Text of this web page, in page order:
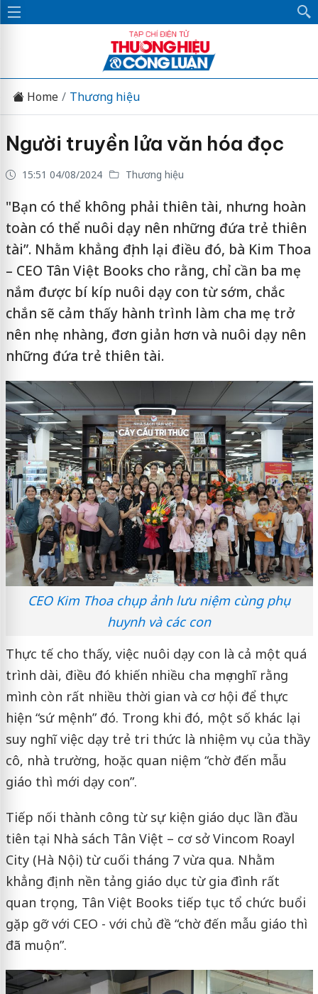
Home Thương hiệu
Người truyền lửa văn hóa đọc
15:51 04/08/2024 Thương hiệu
"Bạn có thể không phải thiên tài, nhưng hoàn
toàn có thể nuôi dạy nên những đứa trẻ thiên
tài”. Nhằm khẳng định lại điều đó, bà Kim Thoa
– CEO Tân Việt Books cho rằng, chỉ cần ba mẹ
nắm được bí kíp nuôi dạy con từ sớm, chắc
chắn sẽ cảm thấy hành trình làm cha mẹ trở
nên nhẹ nhàng, đơn giản hơn và nuôi dạy nên
những đứa trẻ thiên tài.
CEO Kim Thoa chụp ảnh lưu niệm cùng phụ
huynh và các con
Thực tế cho thấy, việc nuôi dạy con là cả một quá
trình dài, điều đó khiến nhiều cha mẹ nghĩ rằng
mình còn rất nhiều thời gian và cơ hội để thực
hiện “sứ mệnh” đó. Trong khi đó, một số khác lại
suy nghĩ việc dạy trẻ tri thức là nhiệm vụ của thầy
cô, nhà trường, hoặc quan niệm “chờ đến mẫu
giáo thì mới dạy con”.
Tiếp nối thành công từ sự kiện giáo dục lần đầu
tiên tại Nhà sách Tân Việt – cơ sở Vincom Roayl
City (Hà Nội) từ cuối tháng 7 vừa qua. Nhằm
khẳng định nền tảng giáo dục từ gia đình rất
quan trọng, Tân Việt Books tiếp tục tổ chức buổi
gặp gỡ với CEO - với chủ đề “chờ đến mẫu giáo thì
đã muộn”.